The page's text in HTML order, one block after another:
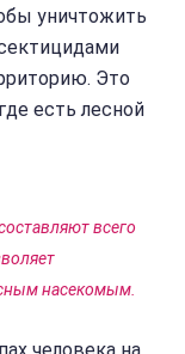
уничтожить
Это
есть лесной
всего
насекомым.